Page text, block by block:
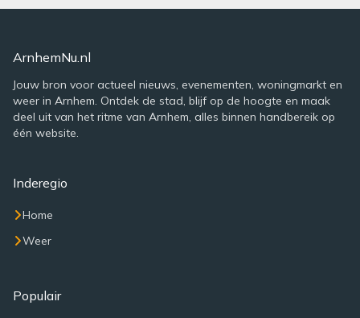
ArnhemNu.nl
Jouw bron voor actueel nieuws, evenementen, woningmarkt en
weer in Arnhem. Ontdek de stad, blijf op de hoogte en maak
deel uit van het ritme van Arnhem, alles binnen handbereik op
één website.
Inderegio
Home
Weer
Populair